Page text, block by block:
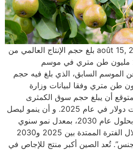
août 15, 2025 tunisieagriculture بلغ حجم الإنتاج العالمي من
الإجاص (الكمثرى) 25.85 مليون طن متري في موسم
بزيادة 1% عن الموسم السابق، الذي بلغ فيه حجم
العالمي 25.48 مليون طن متري وفقا لبيانات وزارة
أن يبلغ حجم سوق الكمثرى
الطازجة نحو 8.59 مليارات دولار في عام 2025. و أن ينمو ليصل
إلى 10.80 مليارات دولار بحلول عام 2030، بمعدل نمو سنوي
مركب يُقدر بنحو 4.7% خلال الفترة الممتدة بين 2025 و2030
تُعد الصين أكبر منتج للإجاص في